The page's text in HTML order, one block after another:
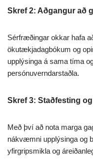
Skref 2: Aðgangur að
Sérfræðingar okkar hafa
ökutækjadagbókum og
upplýsinga á sama tíma
persónuverndarstaðla.
Skref 3: Staðfesting
Með því að nota marga
nákvæmni upplýsinga og
yfirgripsmikla og